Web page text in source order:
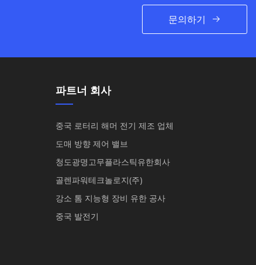
문의하기
파트너 회사
중국 로터리 해머 전기 제조 업체
도매 방향 제어 밸브
청도광명고무플라스틱유한회사
골렌파워테크놀로지(주)
강소 톰 지능형 장비 유한 공사
중국 발전기